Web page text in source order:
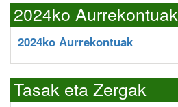
2024ko Aurrekontuak
2024ko Aurrekontuak
Tasak eta Zergak